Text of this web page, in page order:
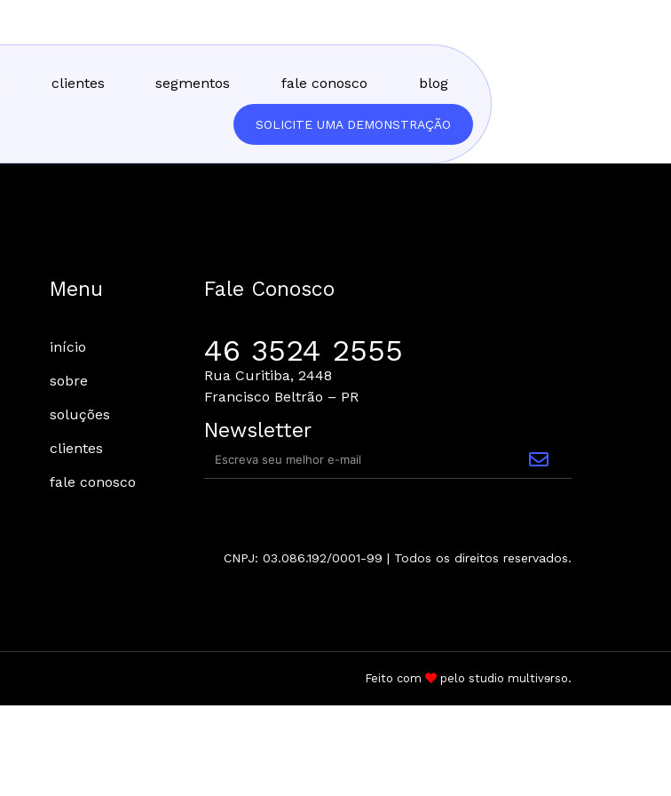
clientes segmentos fale conosco blog
SOLICITE UMA DEMONSTRAÇÃO
Menu
início
sobre
soluções
clientes
fale conosco
Fale Conosco
46 3524 2555
Rua Curitiba, 2448
Francisco Beltrão – PR
Newsletter
CNPJ: 03.086.192/0001-99 | Todos os direitos reservados.
Feito com pelo studio multivɘrso.